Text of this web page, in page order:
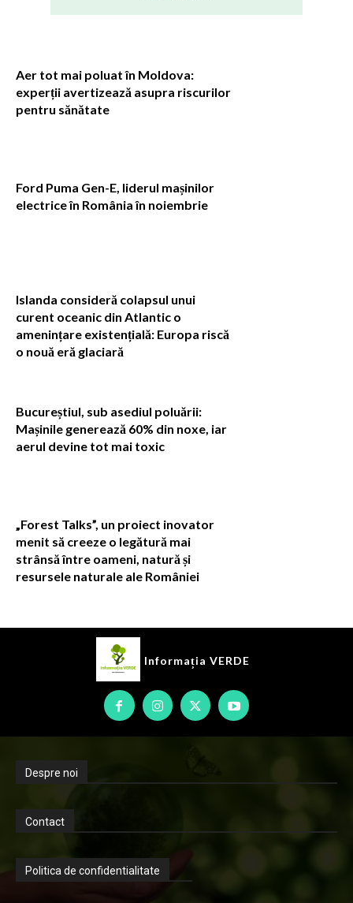
Aer tot mai poluat în Moldova:
experții avertizează asupra riscurilor
pentru sănătate
Ford Puma Gen-E, liderul mașinilor
electrice în România în noiembrie
Islanda consideră colapsul unui
curent oceanic din Atlantic o
amenințare existențială: Europa riscă
o nouă eră glaciară
Bucureștiul, sub asediul poluării:
Mașinile generează 60% din noxe, iar
aerul devine tot mai toxic
„Forest Talks”, un proiect inovator
menit să creeze o legătură mai
strânsă între oameni, natură și
resursele naturale ale României
Informația VERDE
Despre noi
Contact
Politica de confidentialitate